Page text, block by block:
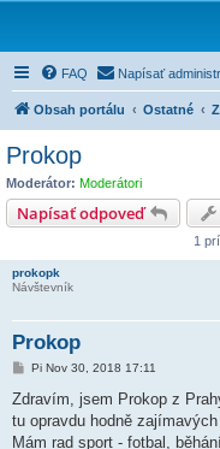
FAQ Napísať
Obsah portálu Ostatné
Prokop
Moderátor: Moderátori
Napísať odpoveď
1
prokopk
Návštevník
Prokop
P
í
p
e
Pi Nov 30, 2018 17:11
Zdravím, jsem Prokop z
tu opravdu hodně
Mám rad sport - fotbal,